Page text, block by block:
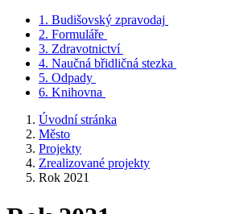
1. Budišovský zpravodaj
2. Formuláře
3. Zdravotnictví
4. Naučná břidličná stezka
5. Odpady
6. Knihovna
Úvodní stránka
Město
Projekty
Zrealizované projekty
Rok 2021